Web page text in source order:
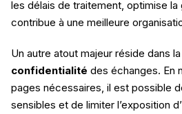
les délais de traitement, optimise
contribue à une meilleure
Un autre atout majeur réside dans la
confidentialité des échanges. En
pages nécessaires, il est possible
sensibles et de limiter l’exposition